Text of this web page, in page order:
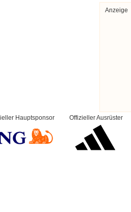
Anzeige
Offizieller Ausrüster
Hauptsponsor